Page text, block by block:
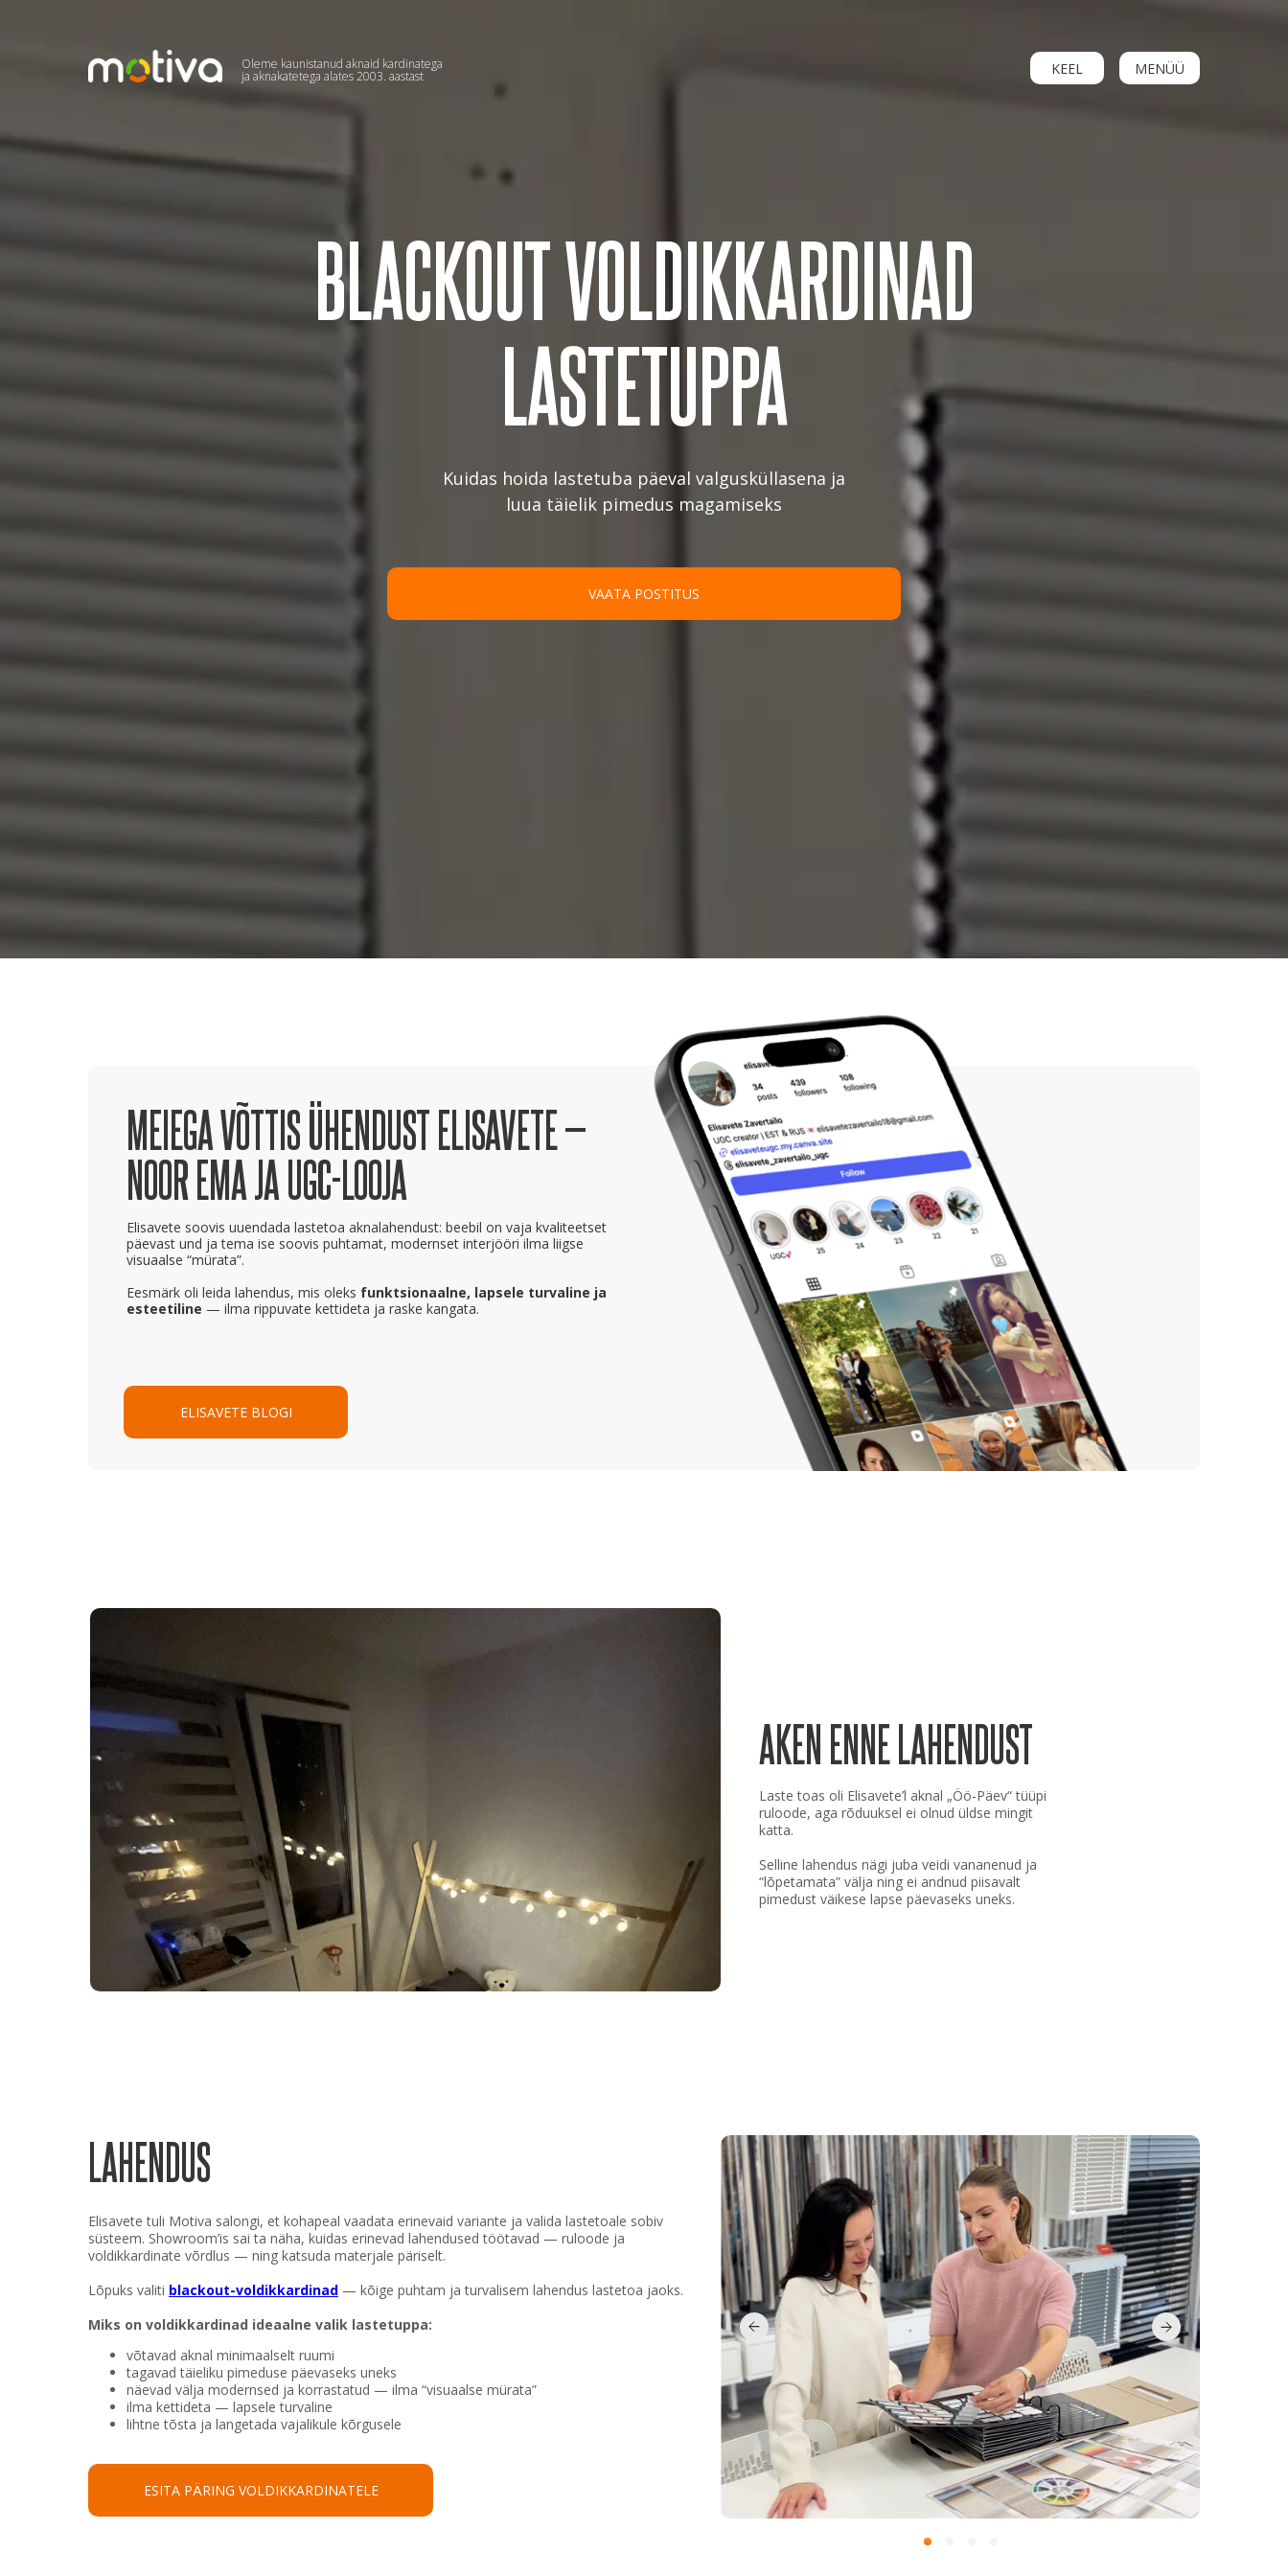
Oleme kaunistanud aknaid kardinatega
ja aknakatetega alates 2003. aastast KEEL MENÜÜ
VAATA POSTITUS
BLACKOUT VOLDIKKARDINAD
LASTETUPPA
Kuidas hoida lastetuba päeval valgusküllasena ja
luua täielik pimedus magamiseks
MEIEGA VÕTTIS ÜHENDUST ELISAVETE —
NOOR EMA JA UGC-LOOJA
ELISAVETE BLOGI
Elisavete soovis uuendada lastetoa aknalahendust: beebil on vaja kvaliteetset
päevast und ja tema ise soovis puhtamat, modernset interjööri ilma liigse
visuaalse “mürata”.
Eesmärk oli leida lahendus, mis oleks funktsionaalne, lapsele turvaline ja
esteetiline — ilma rippuvate kettideta ja raske kangata.
Laste toas oli Elisavete’l aknal „Öö-Päev“ tüüpi
ruloode, aga rõduuksel ei olnud üldse mingit
katta.
Selline lahendus nägi juba veidi vananenud ja
“lõpetamata” välja ning ei andnud piisavalt
pimedust väikese lapse päevaseks uneks.
AKEN ENNE LAHENDUST
Elisavete tuli Motiva salongi, et kohapeal vaadata erinevaid variante ja valida lastetoale sobiv
süsteem. Showroom’is sai ta näha, kuidas erinevad lahendused töötavad — ruloode ja
voldikkardinate võrdlus — ning katsuda materjale päriselt.
Lõpuks valiti blackout-voldikkardinad — kõige puhtam ja turvalisem lahendus lastetoa jaoks.
Miks on voldikkardinad ideaalne valik lastetuppa:
võtavad aknal minimaalselt ruumi
tagavad täieliku pimeduse päevaseks uneks
näevad välja modernsed ja korrastatud — ilma “visuaalse mürata”
ilma kettideta — lapsele turvaline
lihtne tõsta ja langetada vajalikule kõrgusele
ESITA PÄRING VOLDIKKARDINATELE
LAHENDUS